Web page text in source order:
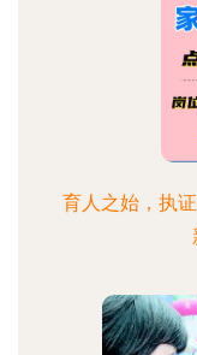
育人之始，执